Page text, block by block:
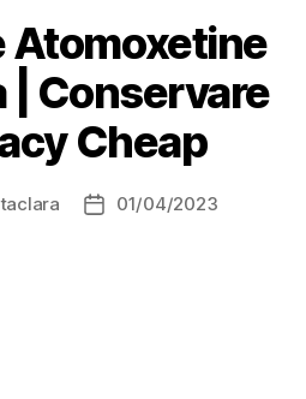
Atomoxetine
| Conservare
Cheap
Data01/04/2023